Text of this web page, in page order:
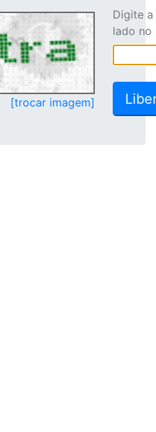
[trocar imagem]
Digite
lado no